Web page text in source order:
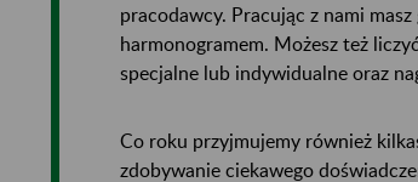
pracodawcy. Pracując z nami
harmonogramem. Możesz też
specjalne lub indywidualne oraz
Co roku przyjmujemy również
zdobywanie ciekawego